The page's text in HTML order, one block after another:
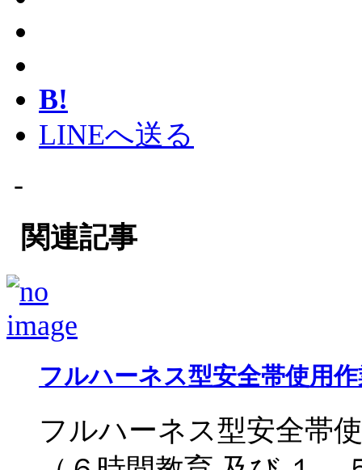
B!
LINEへ送る
-
関連記事
フルハーネス型安全帯使用
フルハーネス型安全帯